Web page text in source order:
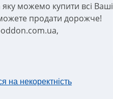
можемо купити всі Ваші
продати дорожче!
на некоректність